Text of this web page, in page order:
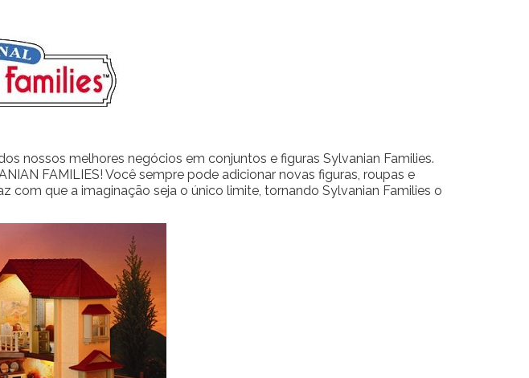
nossos melhores negócios em conjuntos e figuras Sylvanian Families.
FAMILIES! Você sempre pode adicionar novas figuras, roupas e
com que a imaginação seja o único limite, tornando Sylvanian Families o